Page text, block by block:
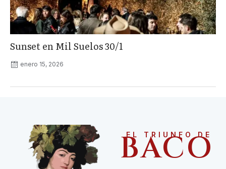
Sunset en Mil Suelos 30/1
enero 15, 2026
EL TRIUNFO DE
BACO